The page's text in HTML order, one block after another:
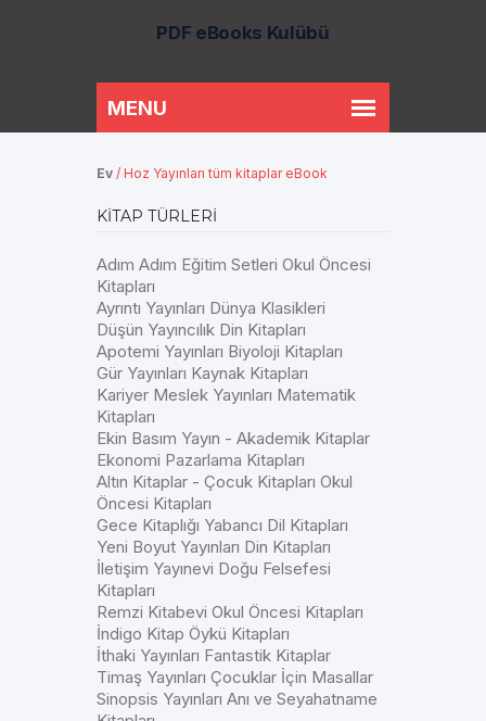
PDF eBooks Kulübü
Ev / Hoz Yayınları tüm kitaplar eBook
KITAP TÜRLERI
Adım Adım Eğitim Setleri Okul Öncesi
Kitapları
Ayrıntı Yayınları Dünya Klasikleri
Düşün Yayıncılık Din Kitapları
Apotemi Yayınları Biyoloji Kitapları
Gür Yayınları Kaynak Kitapları
Kariyer Meslek Yayınları Matematik
Kitapları
Ekin Basım Yayın - Akademik Kitaplar
Ekonomi Pazarlama Kitapları
Altın Kitaplar - Çocuk Kitapları Okul
Öncesi Kitapları
Gece Kitaplığı Yabancı Dil Kitapları
Yeni Boyut Yayınları Din Kitapları
İletişim Yayınevi Doğu Felsefesi
Kitapları
Remzi Kitabevi Okul Öncesi Kitapları
İndigo Kitap Öykü Kitapları
İthaki Yayınları Fantastik Kitaplar
Timaş Yayınları Çocuklar İçin Masallar
Sinopsis Yayınları Anı ve Seyahatname